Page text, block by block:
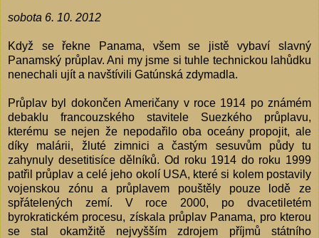
sobota 6. 10. 2012
Když se řekne Panama, všem se jistě vybaví slavný
Panamský průplav. Ani my jsme si tuhle technickou lahůdku
nenechali ujít a navštívili Gatúnská zdymadla.
Průplav byl dokončen Američany v roce 1914 po známém
debaklu francouzského stavitele Suezkého průplavu,
kterému se nejen že nepodařilo oba oceány propojit, ale
díky malárii, žluté zimnici a častým sesuvům půdy tu
zahynuly desetitisíce dělníků. Od roku 1914 do roku 1999
patřil průplav a celé jeho okolí USA, které si kolem postavily
vojenskou zónu a průplavem pouštěly pouze lodě ze
spřátelených zemí. V roce 2000, po dvacetiletém
byrokratickém procesu, získala průplav Panama, pro kterou
se stal okamžitě nejvyšším zdrojem příjmů státního